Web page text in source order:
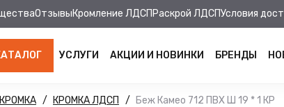
ОтзывыКромление ЛДСП Раскрой ЛДСПУсловия
УСЛУГИ АКЦИИ И НОВИНКИ БРЕНДЫ
КРОМКА КРОМКА ЛДСП Беж Камео 712 ПВХ Ш 19 * 1 КР